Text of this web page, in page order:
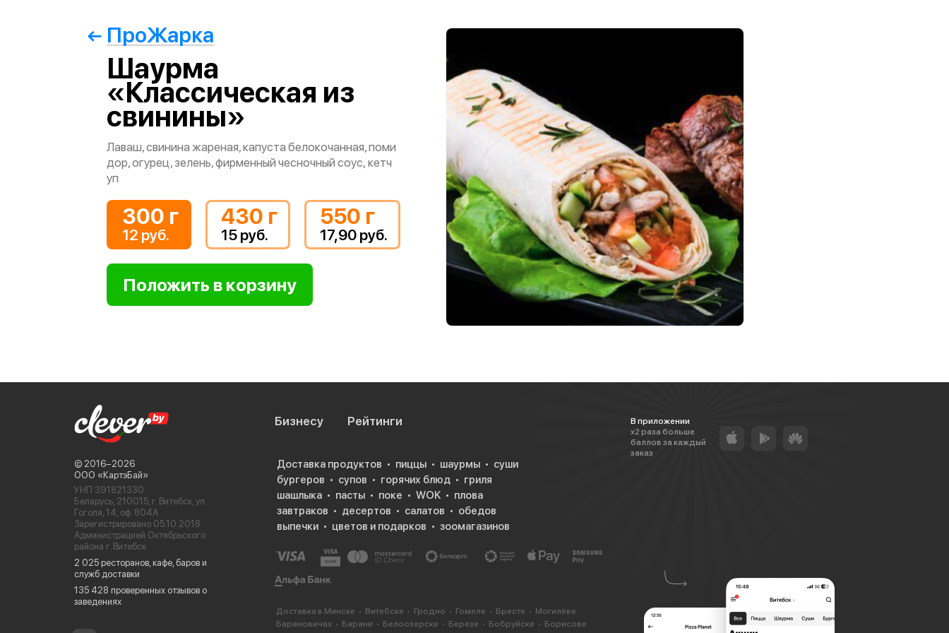
ПроЖарка
Шаурма
«Классическая из
свинины»
Лаваш, свинина жареная, капуста белокочанная, поми
дор, огурец, зелень, фирменный чесночный соус, кетч
уп
300 г
12 руб.
430 г
15 руб.
550 г
17,90 руб.
© 2016−2026
ООО «КартэБай»
УНП 391821330
Беларусь, 210015, г. Витебск, ул.
Гоголя, 14, оф. 804А
Зарегистрировано 05.10.2018
Администрацией Октябрьского
района г. Витебск
2 025 ресторанов, кафе, баров и
служб доставки
135 428 проверенных отзывов о
заведениях
Бизнесу Рейтинги
В приложении
х2 раза больше
баллов за каждый
заказ
Доставка продуктов пиццы шаурмы
суши
бургеров
супов горячих блюд
гриля
шашлыка
пасты поке WOK
плова
завтраков
десертов салатов
обедов
выпечки
цветов и подарков зоомагазинов
Доставка в Минске Витебске Гродно Гомеле Бресте
Могилёве
Барановичах
Барани Белоозерске Березе Бобруйске
Борисове